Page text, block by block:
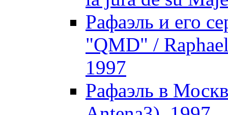
Рафаэль и его
"QMD" /
1997
Рафаэль в